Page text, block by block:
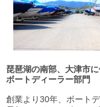
琵琶湖の南部、大津市
ボートディーラー部門
創業より30年、ボート